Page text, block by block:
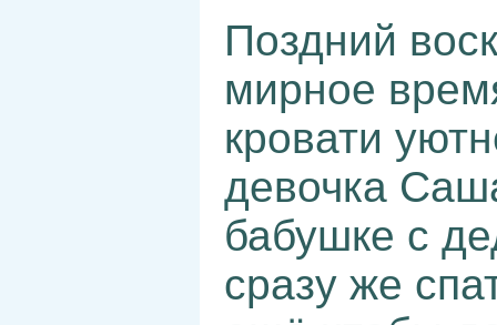
Поздний
мирное
кровати
девочка
бабушке с
сразу же